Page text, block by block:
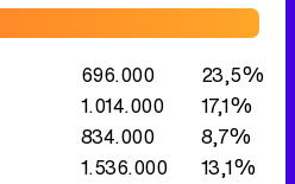
696.000
23,5%
1.014.000
17,1%
834.000
8,7%
1.536.000 13,1%